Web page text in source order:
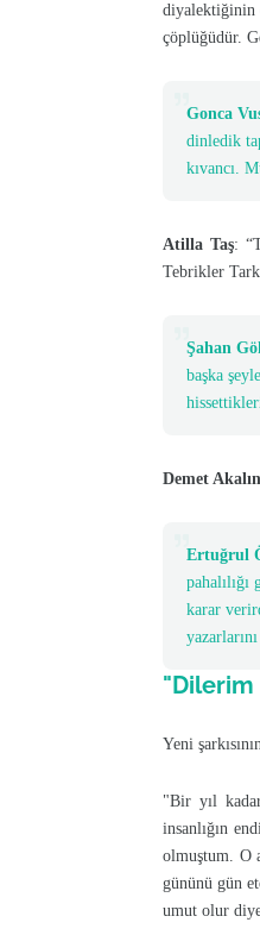
diyalektiğinin
çöplüğüdür.
Gonca
dinledik
kıvancı.
Atilla Taş:
Tebrikler
Şahan
başka
Demet Akalın
Ertuğrul
karar
"Dilerim
Yeni
"Bir yıl
insanlığın
olmuştum. O
gününü gün
umut olur